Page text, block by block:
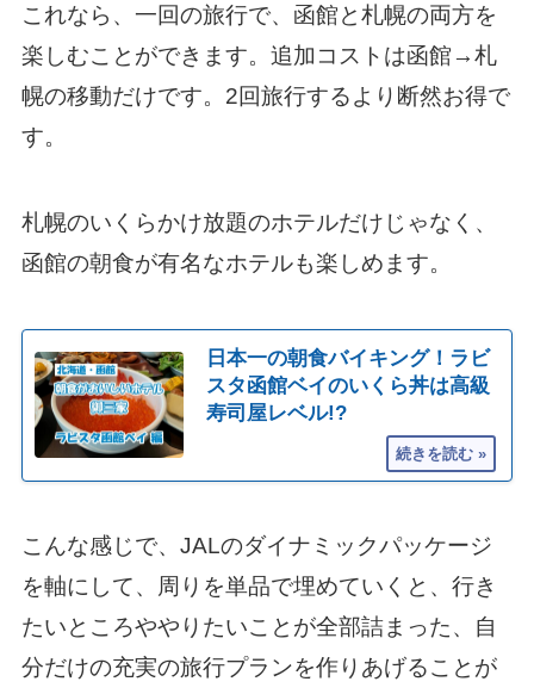
これなら、一回の旅行で、函館と札幌の両方を
楽しむことができます。追加コストは函館→札
幌の移動だけです。2回旅行するより断然お得で
す。
札幌のいくらかけ放題のホテルだけじゃなく、
函館の朝食が有名なホテルも楽しめます。
日本一の朝食バイキング！ラビ
スタ函館ベイのいくら丼は高級
寿司屋レベル!?
こんな感じで、JALのダイナミックパッケージ
を軸にして、周りを単品で埋めていくと、行き
たいところややりたいことが全部詰まった、自
分だけの充実の旅行プランを作りあげることが